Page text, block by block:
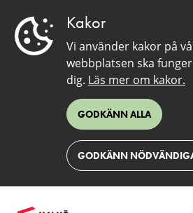
Kakor
Vi använder kakor på
webbplatsen ska
dig. Läs mer om kakor.
GODKÄNN ALLA
GODKÄNN